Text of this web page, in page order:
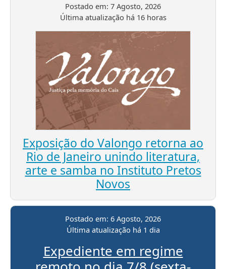
Postado em: 7 Agosto, 2026
Última atualização há 16 horas
Exposição do Valongo retorna ao
Rio de Janeiro unindo literatura,
arte e samba no Instituto Pretos
Novos
Postado em: 6 Agosto, 2026
Última atualização há 1 dia
Expediente em regime